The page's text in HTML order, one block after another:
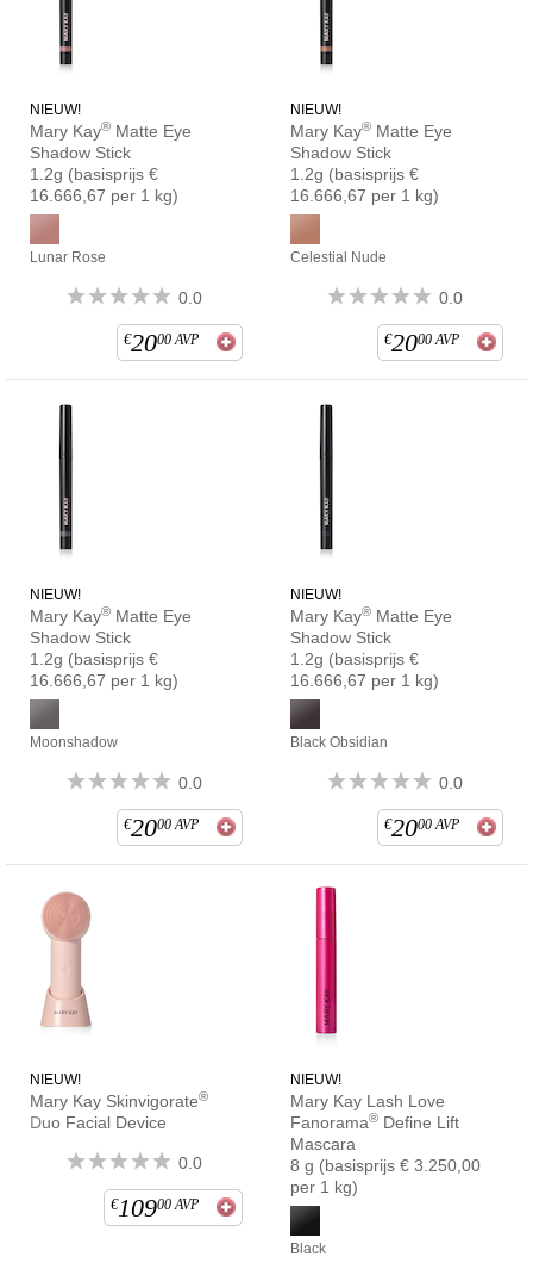
NIEUW!
Mary Kay® Matte Eye
Shadow Stick
1.2g (basisprijs €
16.666,67 per 1 kg)
Lunar Rose
0.0
€2000 AVP
NIEUW!
Mary Kay® Matte Eye
Shadow Stick
1.2g (basisprijs €
16.666,67 per 1 kg)
Celestial Nude
0.0
€2000 AVP
NIEUW!
Mary Kay® Matte Eye
Shadow Stick
1.2g (basisprijs €
16.666,67 per 1 kg)
Moonshadow
0.0
€2000 AVP
NIEUW!
Mary Kay® Matte Eye
Shadow Stick
1.2g (basisprijs €
16.666,67 per 1 kg)
Black Obsidian
0.0
€2000 AVP
NIEUW!
Mary Kay Skinvigorate®
Duo Facial Device
0.0
€10900 AVP
NIEUW!
Mary Kay Lash Love
Fanorama® Define Lift
Mascara
8 g (basisprijs € 3.250,00
per 1 kg)
Black